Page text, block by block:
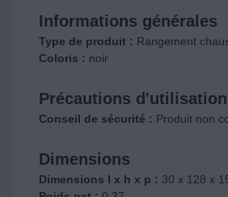
Informations générales
Type de produit : Rangement
Coloris : noir
Précautions
Conseil de sécurité : Produit non
Dimensions
Dimensions l x h x p : 30 x 128 x